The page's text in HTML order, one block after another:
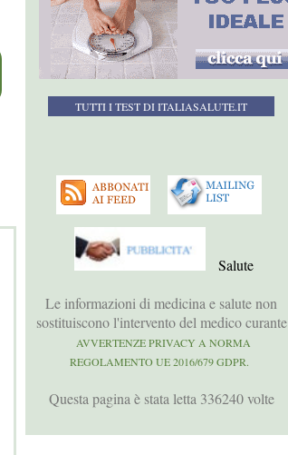
TUTTI I TEST DI ITALIASALUTE.IT
Salute
Le informazioni di medicina e salute non
sostituiscono l'intervento del medico curante
AVVERTENZE PRIVACY A NORMA
REGOLAMENTO UE 2016/679 GDPR.
Questa pagina è stata letta 336240 volte